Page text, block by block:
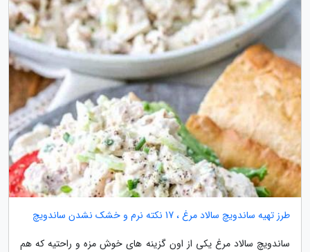
طرز تهیه ساندویچ سالاد مرغ ، 17 نکته نرم و خشک نشدن ساندویچ
ساندویچ سالاد مرغ یکی از اون گزینه های خوش مزه و راحتیه که هم